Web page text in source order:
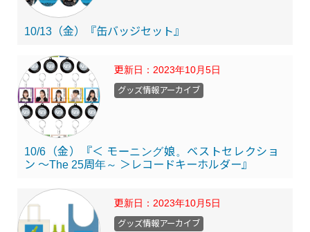
10/13（金）『缶バッジセット』
更新日： 2023年10月5日
10/6（金）『＜ モーニング娘。ベストセレクショ
ン ～The 25周年～ ＞レコードキーホルダー』
グッズ情報アーカイブ
更新日： 2023年10月5日
グッズ情報アーカイブ